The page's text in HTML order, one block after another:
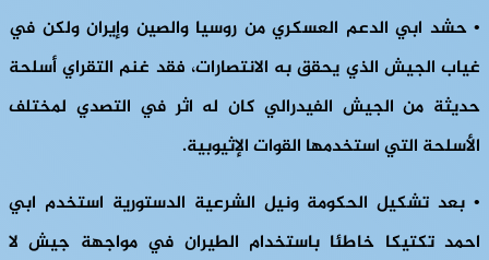
• حشد ابي الدعم العسكري من روسيا والصين وإيران ولكن في
غياب الجيش الذي يحقق به الانتصارات، فقد غنم التقراي أسلحة
حديثة من الجيش الفيدرالي كان له اثر في التصدي لمختلف
الأسلحة التي استخدمها القوات الإثيوبية.
• بعد تشكيل الحكومة ونيل الشرعية الدستورية استخدم ابي
احمد تكتيكا خاطئا باستخدام الطيران في مواجهة جيش لا